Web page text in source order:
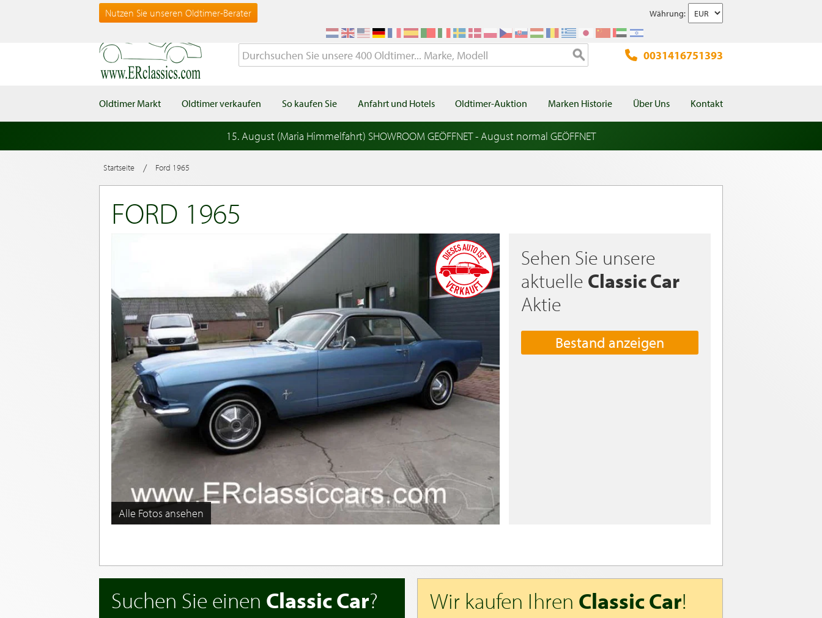
Nutzen Sie unseren Oldtimer-Berater Währung:
0031416751393
Oldtimer Markt Oldtimer verkaufen So kaufen Sie Anfahrt und Hotels Oldtimer-Auktion Marken Historie Über Uns Kontakt
15. August (Maria Himmelfahrt) SHOWROOM GEÖFFNET - August normal GEÖFFNET
Startseite / Ford 1965
FORD 1965
Alle Fotos ansehen
Sehen Sie unsere
aktuelle Classic Car
Aktie
Bestand anzeigen
Suchen Sie einen Classic Car? Wir kaufen Ihren Classic Car!